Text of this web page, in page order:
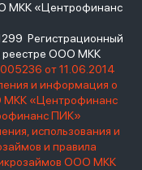
МКК «Центрофинанс
Регистрационный
реестре ООО МКК
от 11.06.2014
и информация о
МКК «Центрофинанс
ПИК»
использования и
и правила
ООО МКК